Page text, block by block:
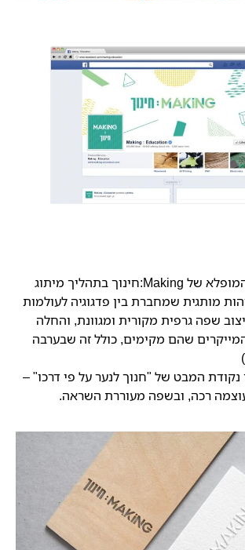
ליווינו את הצוות המופלא של Making:חינוך בתהליך מיתוג
מותגית שמחברת בין פדגוגיה לעולמות
שפה גרפית מקורית ומגוונת, והחלה
שהם מקימים, כולל זה שבערבה
המבט של "חנוך לנער על פי דרכו" –
רכה, ובשפה מעוררת השראה.